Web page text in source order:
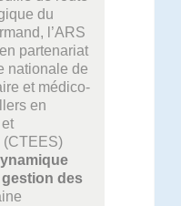
du
l’ARS
partenariat
nationale de
et médico-
en
(CTEES)
gestion des